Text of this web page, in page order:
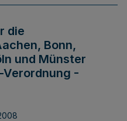
die
Bonn,
und Münster
-